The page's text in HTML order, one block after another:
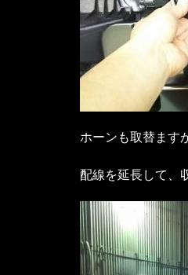
ホーンも取替ます
配線を延長して、